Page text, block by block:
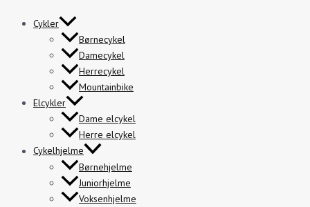
Cykler
Børnecykel
Damecykel
Herrecykel
Mountainbike
Elcykler
Dame elcykel
Herre elcykel
Cykelhjelme
Børnehjelme
Juniorhjelme
Voksenhjelme